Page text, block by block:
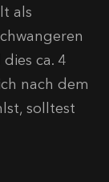
als
ca. 4
nach dem
solltest